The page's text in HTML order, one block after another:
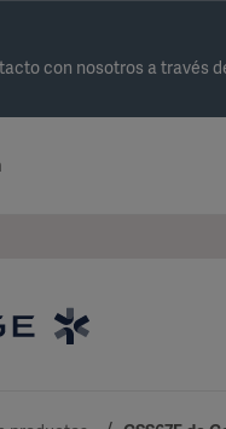
con nosotros a través